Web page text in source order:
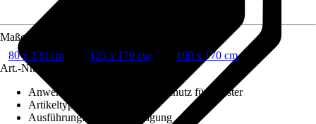
Maße (BxH)
80 x 130 cm
125 x 170 cm
160 x 170 cm
Art.-Nr.
Anwendungsbereich
Insektenschutz für Fenster
Artikeltyp
Ausführung:
Klemmbefestigung